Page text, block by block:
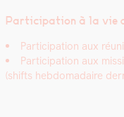
Par­tic­i­pa­tion à la vie
Par­tic­i­pa­tion aux
Par­tic­i­pa­tion aux
(shifts heb­do­madaire